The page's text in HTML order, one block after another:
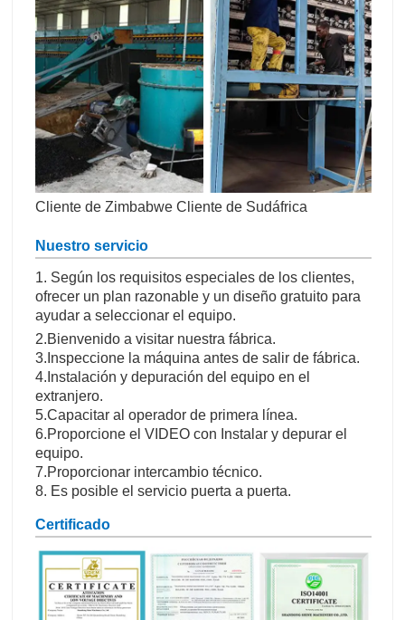
Cliente de Zimbabwe Cliente de Sudáfrica
Nuestro servicio
1. Según los requisitos especiales de los clientes,
ofrecer un plan razonable y un diseño gratuito para
ayudar a seleccionar el equipo.
2.Bienvenido a visitar nuestra fábrica.
3.Inspeccione la máquina antes de salir de fábrica.
4.Instalación y depuración del equipo en el
extranjero.
5.Capacitar al operador de primera línea.
6.Proporcione el VIDEO con Instalar y depurar el
equipo.
7.Proporcionar intercambio técnico.
8. Es posible el servicio puerta a puerta.
Certificado